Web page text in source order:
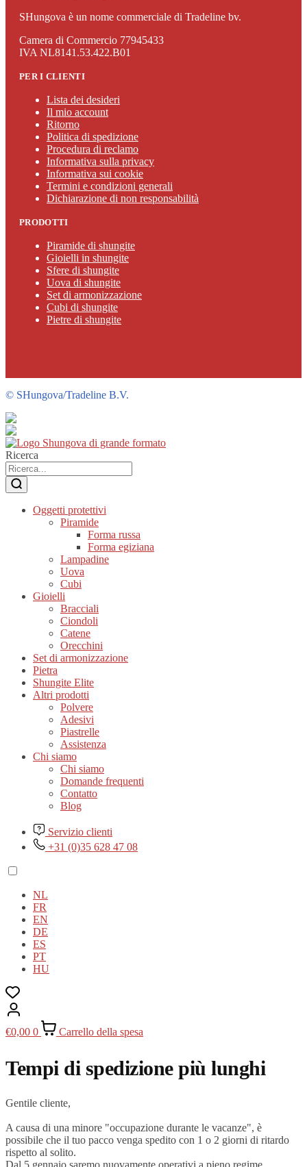
SHungova è un nome commerciale di Tradeline bv.
Camera di Commercio 77945433
IVA NL8141.53.422.B01
PER I CLIENTI
Lista dei desideri
Il mio account
Ritorno
Politica di spedizione
Procedura di reclamo
Informativa sulla privacy
Informativa sui cookie
Termini e condizioni generali
Dichiarazione di non responsabilità
PRODOTTI
Piramide di shungite
Gioielli in shungite
Sfere di shungite
Uova di shungite
Set di armonizzazione
Cubi di shungite
Pietre di shungite
© SHungova/Tradeline B.V.
Ricerca
Oggetti protettivi
Piramide
Forma russa
Forma egiziana
Lampadine
Uova
Cubi
Gioielli
Bracciali
Ciondoli
Catene
Orecchini
Set di armonizzazione
Pietra
Shungite Elite
Altri prodotti
Polvere
Adesivi
Piastrelle
Assistenza
Chi siamo
Chi siamo
Domande frequenti
Contatto
Blog
Servizio clienti
+31 (0)35 628 47 08
NL
FR
EN
DE
ES
PT
HU
€0,00 0 Carrello della spesa
Tempi di spedizione più lunghi
Gentile cliente,
A causa di una minore "occupazione durante le vacanze", è
possibile che il tuo pacco venga spedito con 1 o 2 giorni di ritardo
rispetto al solito.